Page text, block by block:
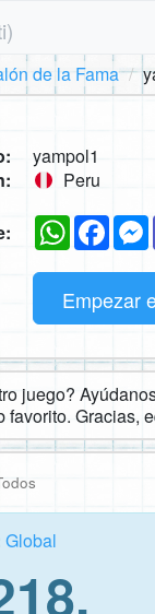
de la Fama
yampol1
Peru
WhatsApp
Empezar
juego?
favorito. Gracias,
Global